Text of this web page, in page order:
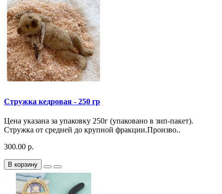
Стружка кедровая - 250 гр
Цена указана за упаковку 250г (упаковано в зип-пакет).
Стружка от средней до крупной фракции.Произво..
300.00 р.
В корзину